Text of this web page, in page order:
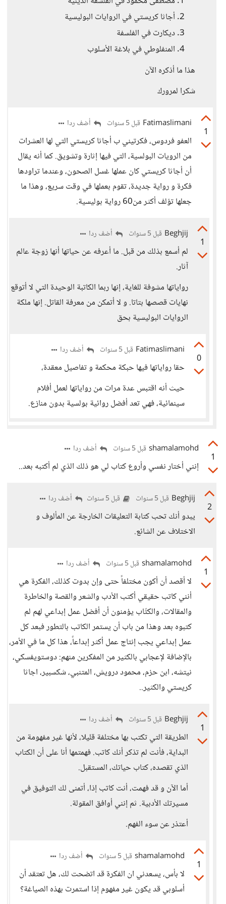
أجاثا كريستي في الروايات البوليسية
ديكارت في الفلسفة
المنفلوطي في بلاغة الأسلوب
هذا ما أذكره الآن
شكرا لمرورك
1
Fatimaslimani قبل 5 سنوات أضف ردا
العفو فردوس، فكرتيني ب أجاثا كريستي التي لها العشرات
من الرويات البولسية، التي فيها إثارة وتشويق. كما أنه يقال
أن أجاثا كريستي كان عملها غسل الصحون، وعندما تراودها
فكرة و رواية جديدة، تقوم بعملها في وقت سريع، وهذا ما
جعلها تؤلف أكثر من60 رواية بوليسية.
1
Beghjij قبل 5 سنوات أضف ردا
لم أسمع بذلك من قبل. ما أعرفه عن حياتها أنها زوجة عالم
آثار.
رواياتها مشوفة للغاية، إنها ربما الكاتبة الوحيدة التي لا أتوقع
نهايات قصصها بتاتا. و لا أتمكن من معرفة القاتل. إنها ملكة
الروايات البوليسية بحق
0
Fatimaslimani قبل 5 سنوات أضف ردا
حقا رواياتها فيها حبكة محكمة و تفاصيل معقدة،
حيث أنه اقتبس عدة مرات من رواياتها لعمل أفلام
سينمائية، فهي تعد أفضل روائية بولسية بدون منازع.
1
shamalamohd قبل 5 سنوات أضف ردا
إنني أختار نفسي وأروع كتاب لي هو ذلك الذي لم أكتبه بعد..
2
Beghjij قبل 5 سنوات قبل 5 سنوات أضف ردا
يبدو أنك تحب كتابة التعليقات الخارجة عن المألوف و
الاختلاف عن الشائع.
1
shamalamohd قبل 5 سنوات أضف ردا
لا أقصد أن أكون مختلفاً حتى وإن بدوت كذلك، الفكرة هي
أنني كاتب حقيقي أكتب الأدب والشعر والقصة والخاطرة
والمقالات، والكتّاب يؤمنون أن أفضل عمل إبداعي لهم لم
كتبوه بعد وهذا من باب أن يستمر الكاتب بالتطور فبعد كل
عمل إبداعي يجب إنتاج عمل أكثر إبداعاً، هذا كل ما في الأمر،
بالإضافة لإعجابي بالكثير من المفكرين منهم: دوستويفسكي،
نيتشه، ابن حزم، محمود درويش، المتنبي، شكسبير، اجاثا
كريستي والكثير..
1
Beghjij قبل 5 سنوات أضف ردا
الطريقة التي تكتب بها مختلفة قليلا، لأنها غير مفهومة من
البداية، فأنت لم تذكر أنك كاتب. فهمتمها أنا على أن الكتاب
الذي تقصده، كتاب حياتك، المستقبل.
أما الآن و قد فهمت، أنت كاتب إذا، أتمنى لك التوفيق في
مسيرتك الأدبية. ثم إنني أوافق المقولة.
أعتذر عن سوء الفهم.
1
shamalamohd قبل 5 سنوات أضف ردا
لا بأس، يسعدني ان الفكرة قد اتضحت لك، هل تعتقد أن
أسلوبي قد يكون غير مفهوم إذا استمرت بهذه الصياغة؟